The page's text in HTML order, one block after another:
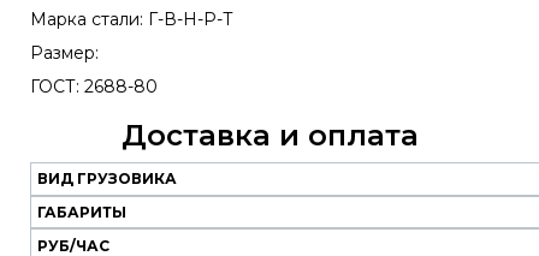
Марка стали: Г-В-Н-Р-Т
Размер:
ГОСТ: 2688-80
Доставка и оплата
Наш
транспорт
ВИД ГРУЗОВИКА
ГАБАРИТЫ
РУБ/ЧАС